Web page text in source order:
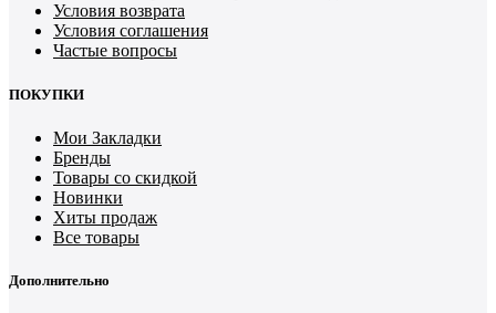
Условия возврата
Условия соглашения
Частые вопросы
ПОКУПКИ
Мои Закладки
Бренды
Товары со скидкой
Новинки
Хиты продаж
Все товары
Дополнительно